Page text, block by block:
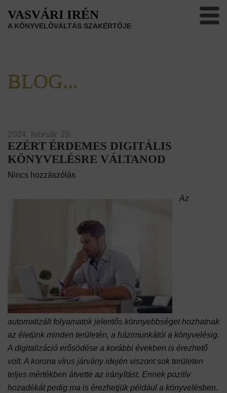
VASVÁRI IRÉN
A KÖNYVELŐVÁLTÁS SZAKÉRTŐJE
BLOG...
2024. február 29.
EZÉRT ÉRDEMES DIGITÁLIS
KÖNYVELÉSRE VÁLTANOD
Nincs hozzászólás
Az
automatizált folyamatok jelentős könnyebbséget hozhatnak
az életünk minden területén, a házimunkától a könyvelésig.
A digitalizáció erősödése a korábbi években is érezhető
volt. A korona vírus járvány idején viszont sok területen
teljes mértékben átvette az irányítást. Ennek pozitív
hozadékát pedig ma is érezhetjük például a könyvelésben.